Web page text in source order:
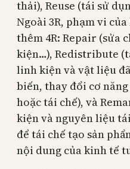
thải), Reuse (tái sử
Ngoài 3R, phạm vi
thêm 4R: Repair (sửa
kiện…), Redistribute
linh kiện và vật liệu
biến, thay đổi cơ
hoặc tái chế), và
kiện và nguyên liệu
để tái chế tạo sản
nội dung của kinh tế